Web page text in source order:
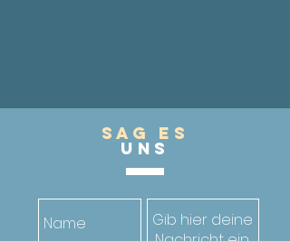
Sag es
UnS